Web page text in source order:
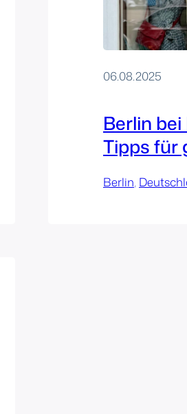
06.08.2025
Berlin bei
Tipps für
Berlin,